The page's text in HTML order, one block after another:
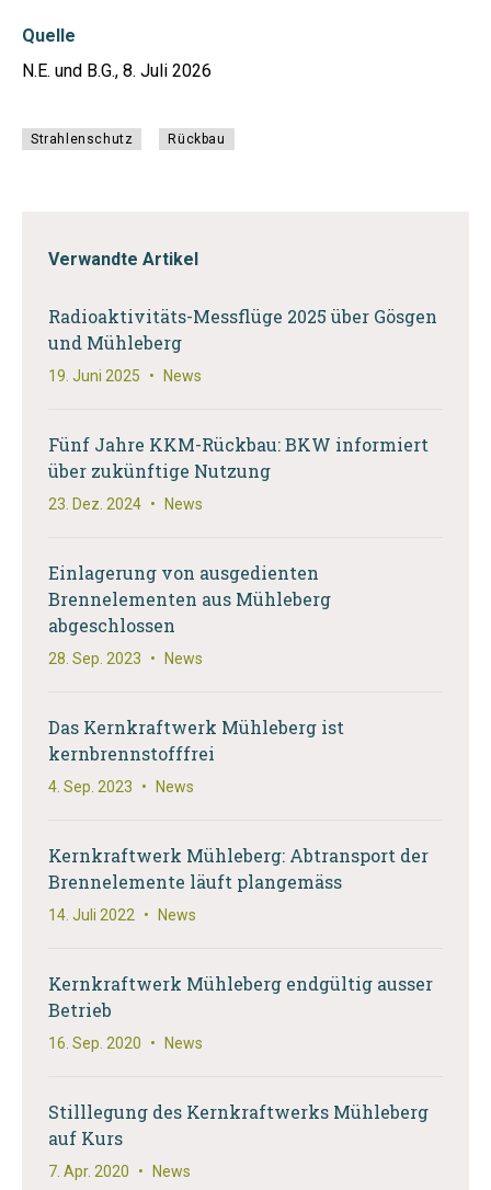
Quelle
N.E. und B.G., 8. Juli 2026
Strahlenschutz Rückbau
Verwandte Artikel
Radioaktivitäts-Messflüge 2025 über Gösgen
und Mühleberg
19. Juni 2025 • News
Fünf Jahre KKM-Rückbau: BKW informiert
über zukünftige Nutzung
23. Dez. 2024 • News
Einlagerung von ausgedienten
Brennelementen aus Mühleberg
abgeschlossen
28. Sep. 2023 • News
Das Kernkraftwerk Mühleberg ist
kernbrennstofffrei
4. Sep. 2023 • News
Kernkraftwerk Mühleberg: Abtransport der
Brennelemente läuft plangemäss
14. Juli 2022 • News
Kernkraftwerk Mühleberg endgültig ausser
Betrieb
16. Sep. 2020 • News
Stilllegung des Kernkraftwerks Mühleberg
auf Kurs
7. Apr. 2020 • News